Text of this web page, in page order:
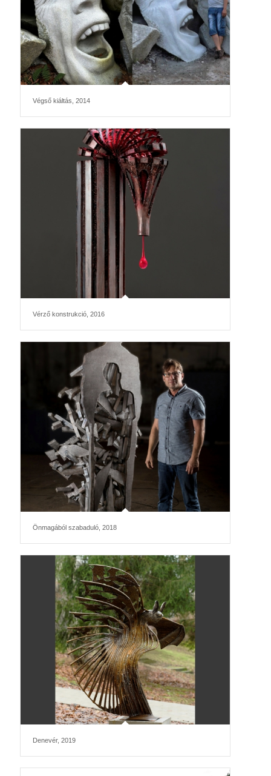
Végső kiáltás, 2014
Vérző konstrukció, 2016
Önmagából szabaduló, 2018
Denevér, 2019